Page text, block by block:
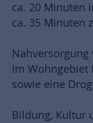
ca. 20 Minuten
ca. 35 Minuten
Nahversorgung
Im Wohngebiet
sowie eine
Bildung, Kultur